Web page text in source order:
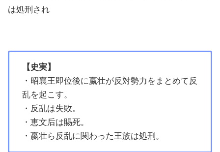
は処刑され
【史実】
・昭襄王即位後に嬴壮が反対勢力をまとめて反
乱を起こす。
・反乱は失敗。
・恵文后は賜死。
・嬴壮ら反乱に関わった王族は処刑。